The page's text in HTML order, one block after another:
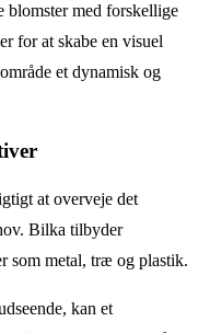
blomster med forskellige
for at skabe en visuel
et dynamisk og
at overveje det
Bilka tilbyder
som metal, træ og plastik.
kan et